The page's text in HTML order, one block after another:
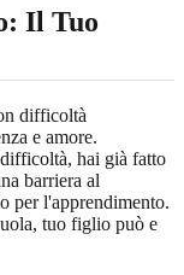
Il Tuo
difficoltà
e amore.
hai già fatto
barriera al
per l'apprendimento.
tuo figlio può e